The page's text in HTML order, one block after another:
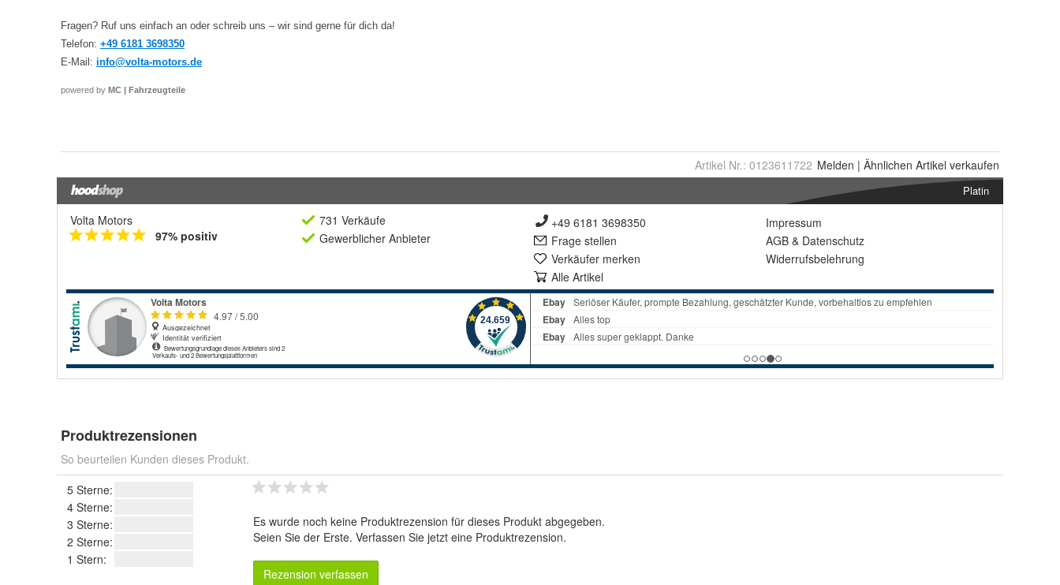
Artikel Nr.: 0123611722 Melden | Ähnlichen Artikel verkaufen
Platin
Volta Motors
97% positiv
731 Verkäufe
Gewerblicher Anbieter
+49 6181 3698350
Frage stellen
Verkäufer merken
Alle Artikel
Impressum
AGB & Datenschutz
Widerrufsbelehrung
Produktrezensionen
So beurteilen Kunden dieses Produkt.
5 Sterne:
4 Sterne:
3 Sterne:
2 Sterne:
1 Stern:
Es wurde noch keine Produktrezension für dieses Produkt abgegeben.
Seien Sie der Erste. Verfassen Sie jetzt eine Produktrezension.
Rezension verfassen